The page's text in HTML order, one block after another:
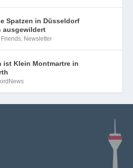
Spatzen in Düsseldorf
ausgewildert
Friends Newsletter
ist Klein Montmartre in